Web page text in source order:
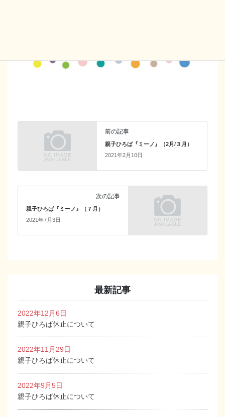
前の記事
親子ひろば『ミーノ』（2月/３月）
2021年2月10日
次の記事
親子ひろば『ミーノ』（７月）
2021年7月3日
最新記事
2022年12月6日
親子ひろば休止について
2022年11月29日
親子ひろば休止について
2022年9月5日
親子ひろば休止について